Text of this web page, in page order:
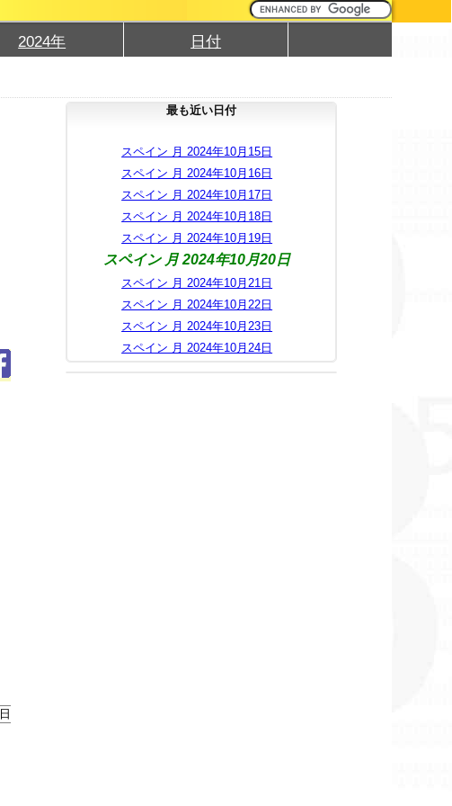
2024年 日付
最も近い日付
スペイン 月 2024年10月15日
スペイン 月 2024年10月16日
スペイン 月 2024年10月17日
スペイン 月 2024年10月18日
スペイン 月 2024年10月19日
スペイン 月 2024年10月20日
スペイン 月 2024年10月21日
スペイン 月 2024年10月22日
スペイン 月 2024年10月23日
スペイン 月 2024年10月24日